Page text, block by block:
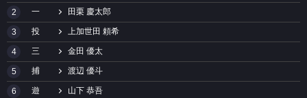
2 一 田栗 慶太郎
3 投 上加世田 頼希
4 三 金田 優太
5 捕 渡辺 優斗
6 遊 山下 恭吾